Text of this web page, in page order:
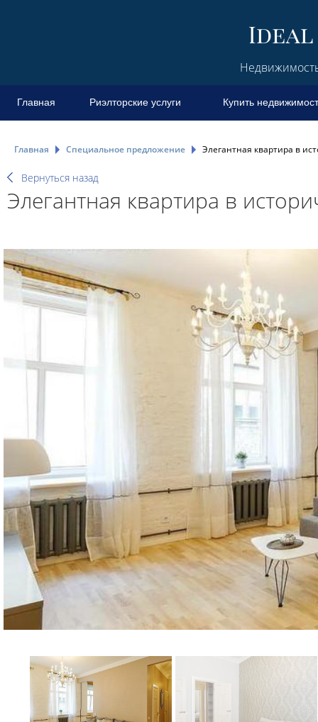
Главная Риэлторские услуги Купить
Главная Специальное предложение Элегантная квартира в
Вернуться назад
Элегантная квартира в